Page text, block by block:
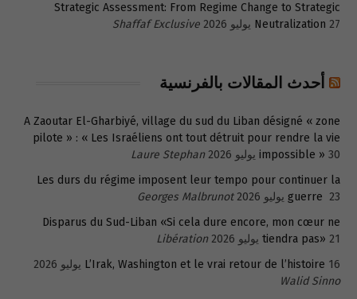
Strategic Assessment: From Regime Change to Strategic
Neutralization 27 يوليو 2026 Shaffaf Exclusive
أحدث المقالات بالفرنسية
A Zaoutar El-Gharbiyé, village du sud du Liban désigné « zone
pilote » : « Les Israéliens ont tout détruit pour rendre la vie
impossible » 30 يوليو 2026
Laure Stephan
Les durs du régime imposent leur tempo pour continuer la
guerre 23 يوليو 2026
Georges Malbrunot
Disparus du Sud-Liban «Si cela dure encore, mon cœur ne
tiendra pas» 21 يوليو 2026
Libération
L’Irak, Washington et le vrai retour de l’histoire 16 يوليو 2026
Walid Sinno